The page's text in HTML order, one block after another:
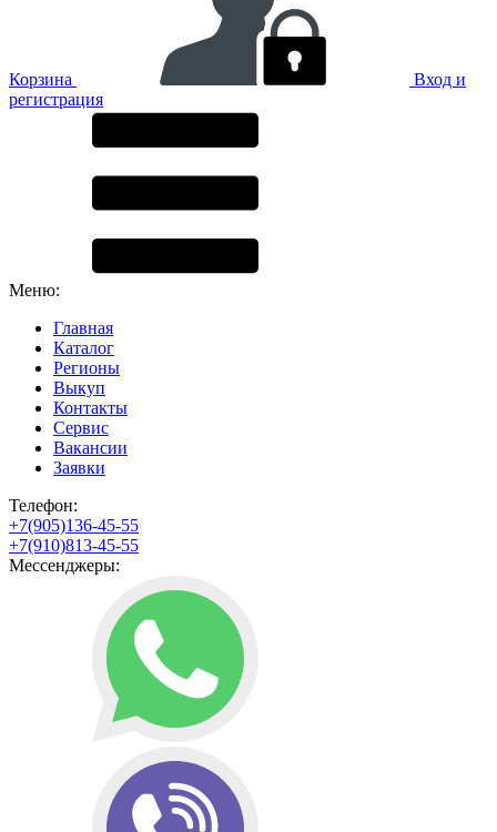
Корзина
Вход и
регистрация
Меню:
Главная
Каталог
Регионы
Выкуп
Контакты
Сервис
Вакансии
Заявки
Телефон:
+7(905)136-45-55
+7(910)813-45-55
Мессенджеры: